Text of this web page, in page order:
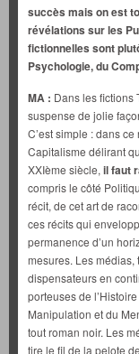
succès mais on est
révélations sur les
fictionnelles sont
Psychologie, du
MA : Dans les fictions
suspense de jolie
C’est simple : dans
Capitalisme délirant
XXIème siècle, il faut
compris le côté
récit, de cet art de
ces récits qui
permanence d’un
mesures. Les
dispensateurs en
porteuses de
Manipulation et du
tout roman noir. Les
tire le fil de la pelote